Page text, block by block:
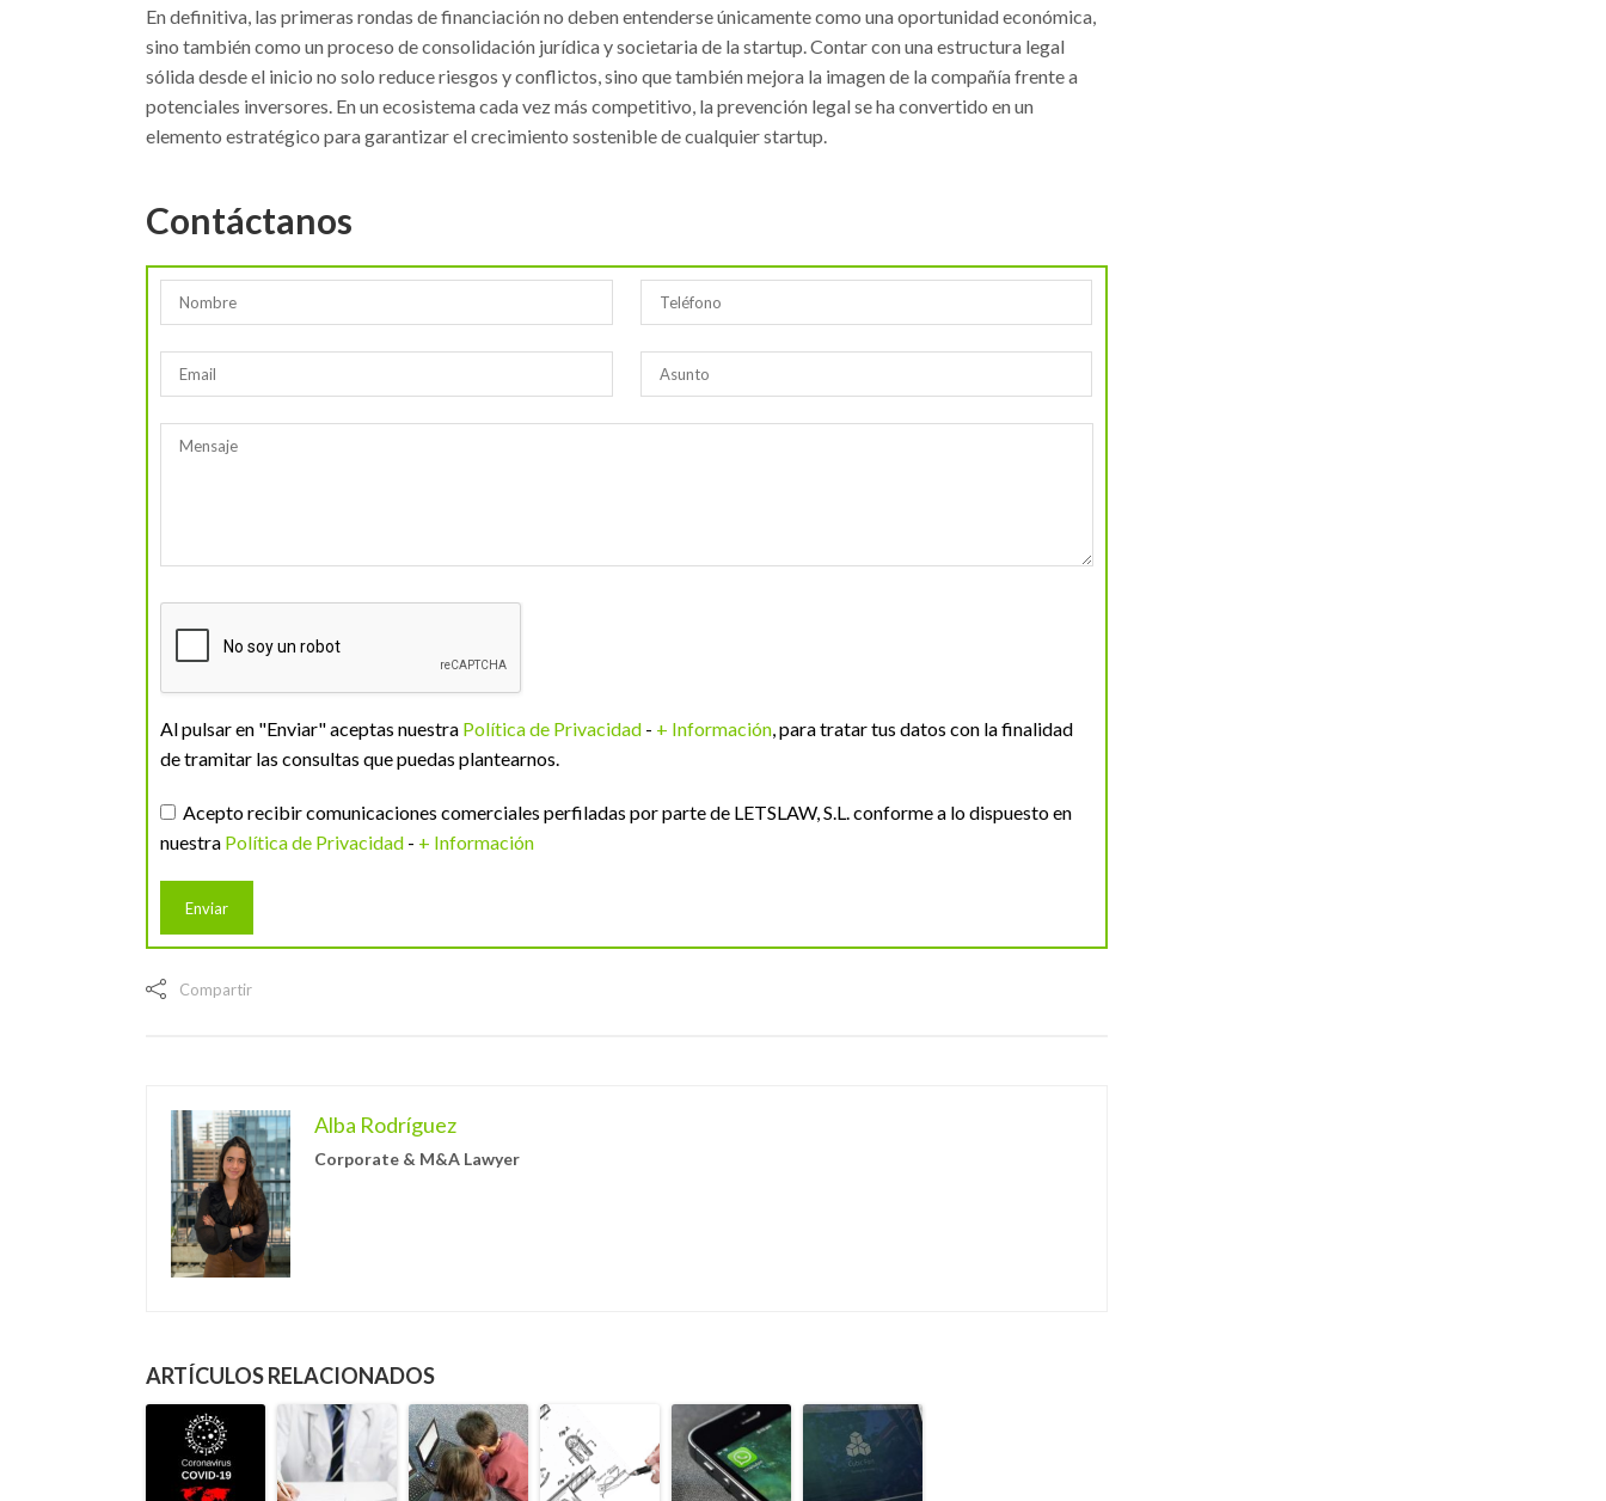
En definitiva, las primeras rondas de financiación no deben entenderse únicamente como una oportunidad económica,
sino también como un proceso de consolidación jurídica y societaria de la startup. Contar con una estructura legal
sólida desde el inicio no solo reduce riesgos y conflictos, sino que también mejora la imagen de la compañía frente a
potenciales inversores. En un ecosistema cada vez más competitivo, la prevención legal se ha convertido en un
elemento estratégico para garantizar el crecimiento sostenible de cualquier startup.
Contáctanos
Al pulsar en "Enviar" aceptas nuestra Política de Privacidad - + Información, para tratar tus datos con la finalidad
de tramitar las consultas que puedas plantearnos.
Acepto recibir comunicaciones comerciales perfiladas por parte de LETSLAW, S.L. conforme a lo dispuesto en
nuestra Política de Privacidad - + Información
Compartir
Alba Rodríguez
Corporate & M&A Lawyer
ARTÍCULOS RELACIONADOS